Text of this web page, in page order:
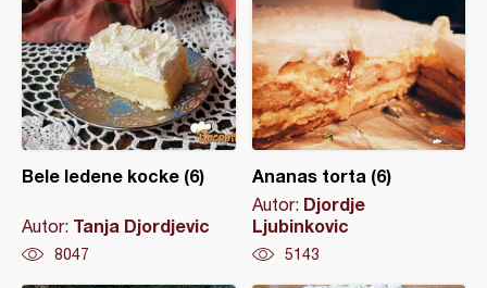
Bele ledene kocke (6)
Autor: Tanja Djordjevic
8047
Ananas torta (6)
Autor: Djordje
Ljubinkovic
5143